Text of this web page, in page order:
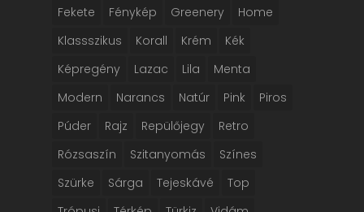
Fekete
Fénykép Greenery
Home
Klassszikus
Korall Krém
Kék
Képregény
Lazac Lila
Menta
Modern
Narancs Natúr Pink
Piros
Púder
Rajz Repülőjegy
Retro
Rózsaszín
Szitanyomás
Színes
Szürke
Sárga Tejeskávé
Top